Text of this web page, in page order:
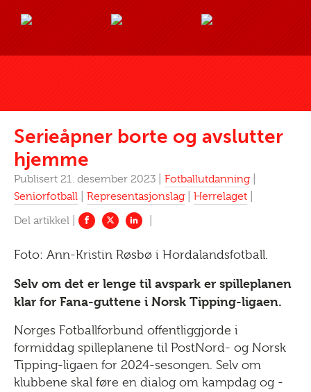
Serieåpner borte og avslutter
hjemme
Publisert 21. desember 2023 | Fotballutdanning
Seniorfotball
Representasjonslag Herrelaget
Foto: Ann-Kristin Røsbø i Hordalandsfotball.
Selv om det er lenge til avspark er spilleplanen
klar for Fana-guttene i Norsk Tipping-ligaen.
Norges Fotballforbund offentliggjorde i
formiddag spilleplanene til PostNord- og Norsk
Tipping-ligaen for 2024-sesongen. Selv om
klubbene skal føre en dialog om kampdag og -